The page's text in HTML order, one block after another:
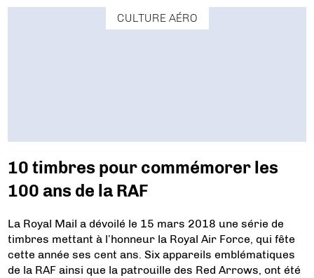
CULTURE AÉRO
10 timbres pour commémorer les
100 ans de la RAF
La Royal Mail a dévoilé le 15 mars 2018 une série de
timbres mettant à l’honneur la Royal Air Force, qui fête
cette année ses cent ans. Six appareils emblématiques
de la RAF ainsi que la patrouille des Red Arrows, ont été